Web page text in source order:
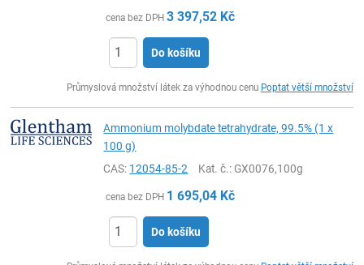
cena bez DPH 3 397,52 Kč
Do košíku
Průmyslová množství látek za výhodnou cenu Poptat větší množství
Ammonium molybdate tetrahydrate, 99.5% (1 x
100 g)
CAS: 12054-85-2 Kat. č.: GX0076,100g
cena bez DPH 1 695,04 Kč
Do košíku